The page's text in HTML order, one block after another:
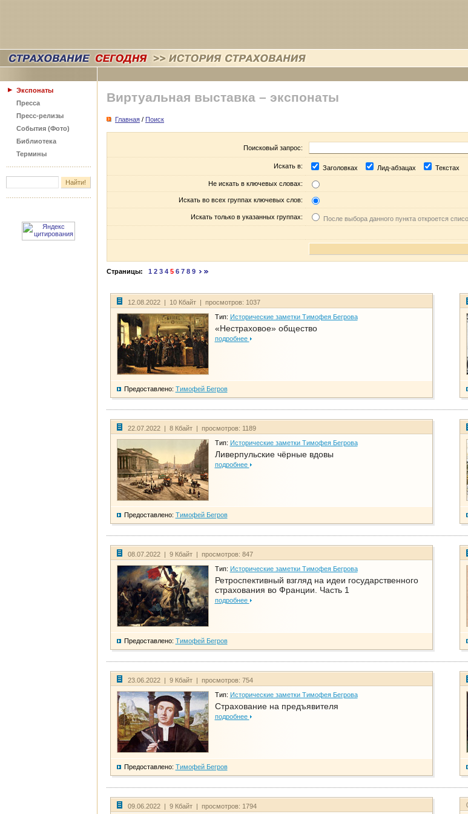
Экспонаты
Пресса
Пресс-релизы
События (Фото)
Библиотека
Термины
Виртуальная выставка – экспонаты
Главная / Поиск
Поисковый запрос:
Искать в: Заголовках Лид-абзацах Текстах
Не искать в ключевых словах:
Искать во всех группах ключевых слов:
Искать только в указанных группах: После выбора данного пункта откроется
Страницы: 1 2 3 4 5 6 7 8 9
12.08.2022 | 10 Кбайт | просмотров: 1037
Тип: Исторические заметки Тимофея Бегрова
«Нестраховое» общество
подробнее
Предоставлено: Тимофей Бегров
22.07.2022 | 8 Кбайт | просмотров: 1189
Тип: Исторические заметки Тимофея Бегрова
Ливерпульские чёрные вдовы
подробнее
Предоставлено: Тимофей Бегров
08.07.2022 | 9 Кбайт | просмотров: 847
Тип: Исторические заметки Тимофея Бегрова
Ретроспективный взгляд на идеи государственного
страхования во Франции. Часть 1
подробнее
Предоставлено: Тимофей Бегров
23.06.2022 | 9 Кбайт | просмотров: 754
Тип: Исторические заметки Тимофея Бегрова
Страхование на предъявителя
подробнее
Предоставлено: Тимофей Бегров
09.06.2022 | 9 Кбайт | просмотров: 1794